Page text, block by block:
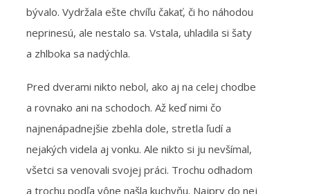
bývalo. Vydržala ešte chvíľu čakať, či ho náhodou
neprinesú, ale nestalo sa. Vstala, uhladila si šaty
a zhlboka sa nadýchla.
Pred dverami nikto nebol, ako aj na celej chodbe
a rovnako ani na schodoch. Až keď nimi čo
najnenápadnejšie zbehla dole, stretla ľudí a
nejakých videla aj vonku. Ale nikto si ju nevšímal,
všetci sa venovali svojej práci. Trochu odhadom
a trochu podľa vône našla kuchyňu. Najprv do nej